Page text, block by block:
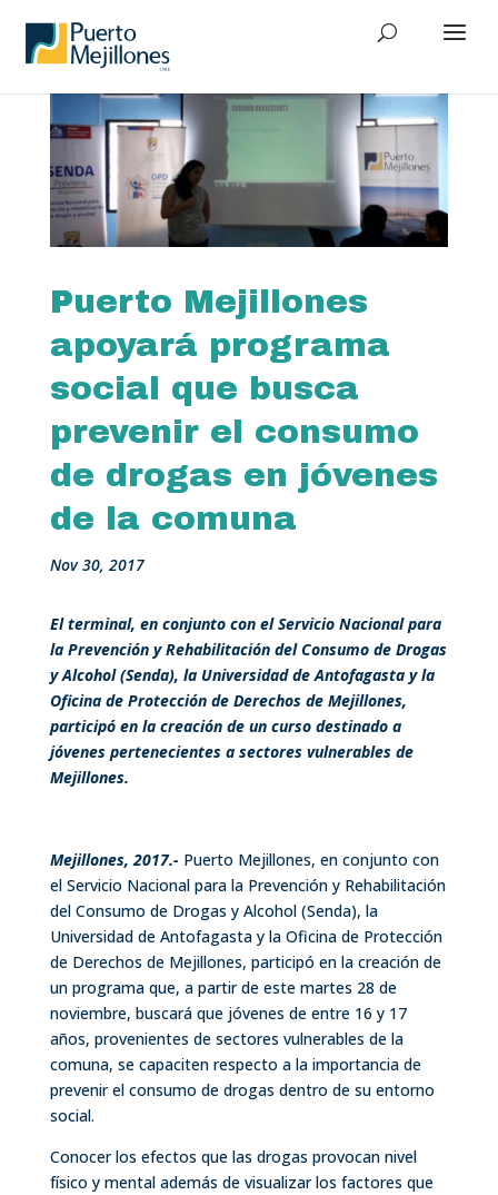
Puerto Mejillones
apoyará programa
social que busca
prevenir el consumo
de drogas en jóvenes
de la comuna
Nov 30, 2017
El terminal, en conjunto con el Servicio Nacional para
la Prevención y Rehabilitación del Consumo de Drogas
y Alcohol (Senda), la Universidad de Antofagasta y la
Oficina de Protección de Derechos de Mejillones,
participó en la creación de un curso destinado a
jóvenes pertenecientes a sectores vulnerables de
Mejillones.
Mejillones, 2017.-Puerto Mejillones, en conjunto con
el Servicio Nacional para la Prevención y Rehabilitación
del Consumo de Drogas y Alcohol (Senda), la
Universidad de Antofagasta y la Oficina de Protección
de Derechos de Mejillones, participó en la creación de
un programa que, a partir de este martes 28 de
noviembre, buscará que jóvenes de entre 16 y 17
años, provenientes de sectores vulnerables de la
comuna, se capaciten respecto a la importancia de
prevenir el consumo de drogas dentro de su entorno
social.
Conocer los efectos que las drogas provocan nivel
físico y mental además de visualizar los factores que